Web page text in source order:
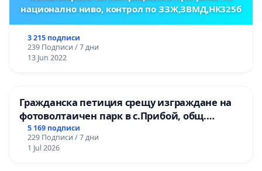
национално ниво, контрол по ЗЗЖ,ЗВМД,НК325б
3 215 подписи
239 Подписи / 7 дни
13 Jun 2022
Гражданска петиция срещу изграждане на
фотоволтаичен парк в с.Прибой, общ.
Радомир
5 169 подписи
229 Подписи / 7 дни
1 Jul 2026